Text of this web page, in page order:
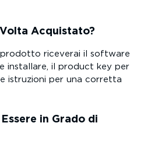
Acquistato?
riceverai il software
installare, il product key per
istruzioni per una corretta
in Grado di